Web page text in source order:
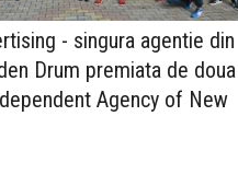
- singura agentie din
Drum premiata de doua
Agency of New